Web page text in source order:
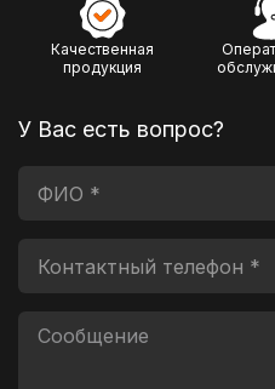
Качественная
продукция
У Вас есть вопрос?